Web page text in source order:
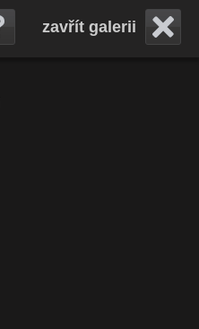
zavřít galerii